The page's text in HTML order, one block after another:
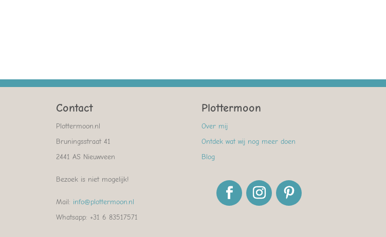
Contact
Plottermoon.nl
Bruningsstraat 41
2441 AS Nieuwveen
Bezoek is niet mogelijk!
Mail: info@plottermoon.nl
Whatsapp: +31 6 83517571
Plottermoon
Over mij
Ontdek wat wij nog meer doen
Blog